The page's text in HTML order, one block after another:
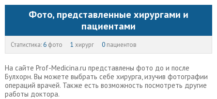
Фото, представленные хирургами и
пациентами
Статистика: 6 фото 1 хирург 0 пациентов
На сайте Prof-Medicina.ru представлены фото до и после
Булхорн. Вы можете выбрать себе хирурга, изучив фотографии
операций врачей. Также есть возможность посмотреть другие
работы доктора.